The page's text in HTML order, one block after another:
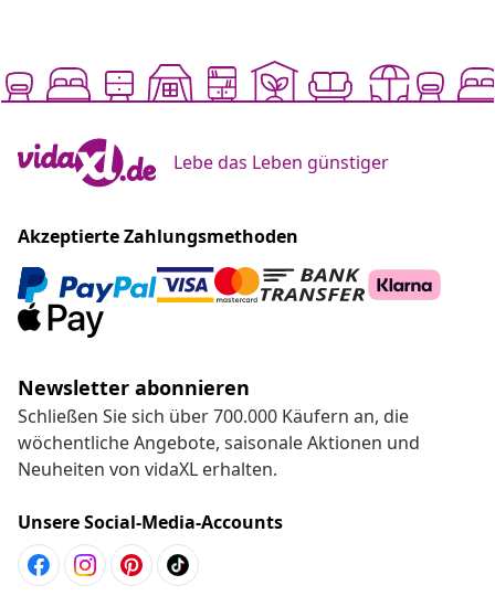
Lebe das Leben günstiger
Akzeptierte Zahlungsmethoden
Newsletter abonnieren
Schließen Sie sich über 700.000 Käufern an, die
wöchentliche Angebote, saisonale Aktionen und
Neuheiten von vidaXL erhalten.
Unsere Social-Media-Accounts